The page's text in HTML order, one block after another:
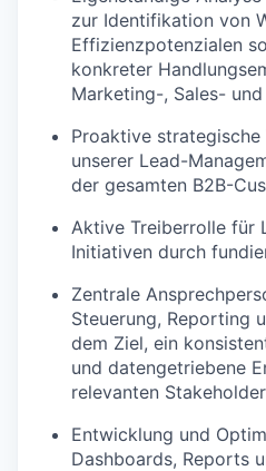
zur Identifikation von
Effizienzpotenzialen
konkreter
Marketing-, Sales-
Proaktive
unserer Lead-
der gesamten B2B-
Aktive Treiberrolle für
Initiativen durch
Zentrale
Steuerung, Reporting
dem Ziel, ein
und datengetriebene
relevanten
Entwicklung und
Dashboards, Reports